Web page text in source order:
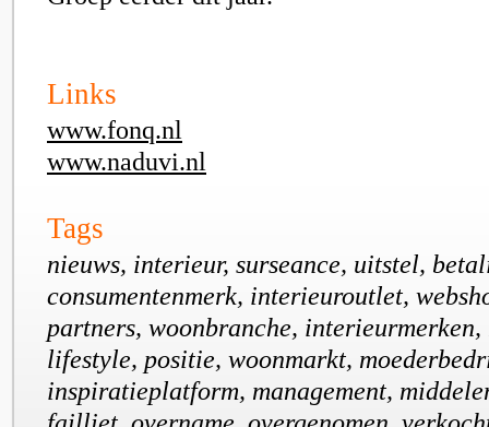
Links
www.fonq.nl
www.naduvi.nl
Tags
nieuws, interieur, surseance, uitstel,
consumentenmerk, interieuroutlet,
partners, woonbranche, interieurmerken,
lifestyle, positie, woonmarkt,
inspiratieplatform, management,